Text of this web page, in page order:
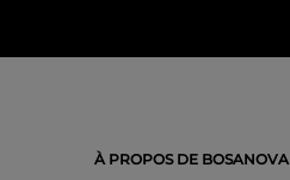
À PROPOS DE BOSANOVA